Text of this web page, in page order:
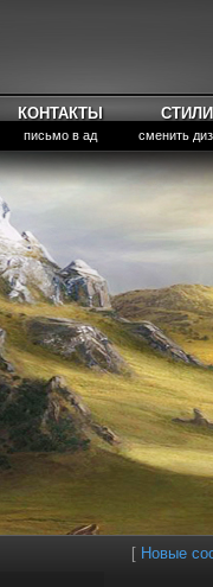
КОНТАКТЫ
письмо в ад
СТИЛИ
сменить
[ Новые